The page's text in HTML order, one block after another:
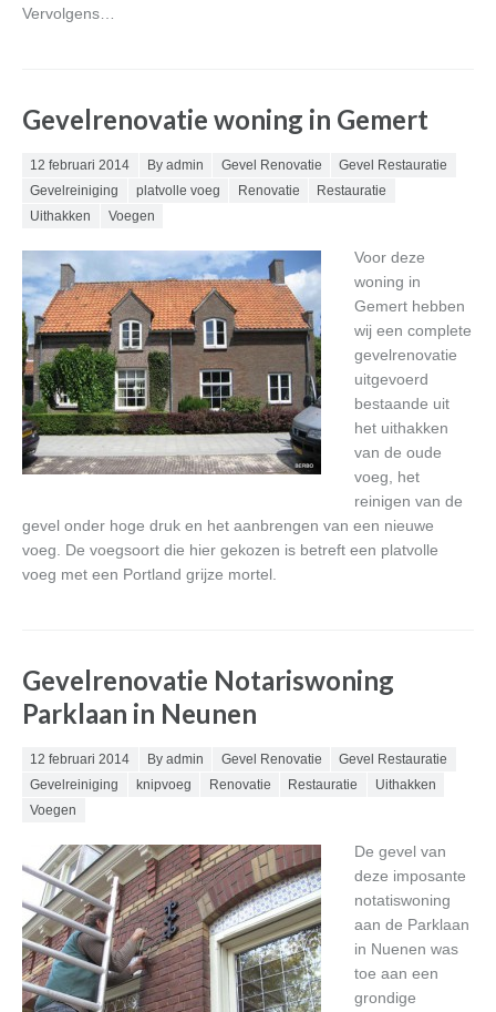
Vervolgens…
Gevelrenovatie woning in Gemert
Posted on
12 februari 2014 By admin Gevel Renovatie
Gevel Restauratie
Gevelreiniging
platvolle voeg Renovatie
Restauratie
Uithakken
Voegen
Voor deze
woning in
Gemert hebben
wij een complete
gevelrenovatie
uitgevoerd
bestaande uit
het uithakken
van de oude
voeg, het
reinigen van de
gevel onder hoge druk en het aanbrengen van een nieuwe
voeg. De voegsoort die hier gekozen is betreft een platvolle
voeg met een Portland grijze mortel.
Gevelrenovatie Notariswoning
Parklaan in Neunen
Posted on
12 februari 2014 By admin Gevel Renovatie
Gevel Restauratie
Gevelreiniging
knipvoeg Renovatie Restauratie
Uithakken
Voegen
De gevel van
deze imposante
notatiswoning
aan de Parklaan
in Nuenen was
toe aan een
grondige